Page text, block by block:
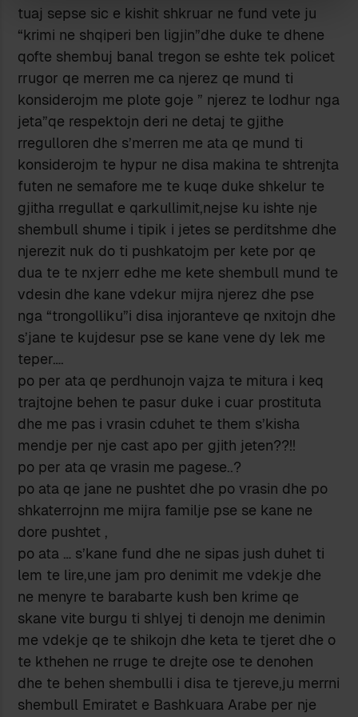
tuaj sepse sic e kishit shkruar ne fund vete ju
“krimi ne shqiperi ben ligjin”dhe duke te dhene
qofte shembuj banal tregon se eshte tek policet
rrugor qe merren me ca njerez qe mund ti
konsiderojm me plote goje ” njerez te lodhur nga
jeta”qe respektojn deri ne detaj te gjithe
rregulloren dhe s’merren me ata qe mund ti
konsiderojm te hypur ne disa makina te shtrenjta
futen ne semafore me te kuqe duke shkelur te
gjitha rregullat e qarkullimit,nejse ku ishte nje
shembull shume i tipik i jetes se perditshme dhe
njerezit nuk do ti pushkatojm per kete por qe
dua te te nxjerr edhe me kete shembull mund te
vdesin dhe kane vdekur mijra njerez dhe pse
nga “trongolliku”i disa injoranteve qe nxitojn dhe
s’jane te kujdesur pse se kane vene dy lek me
teper….
po per ata qe perdhunojn vajza te mitura i keq
trajtojne behen te pasur duke i cuar prostituta
dhe me pas i vrasin cduhet te them s’kisha
mendje per nje cast apo per gjith jeten??!!
po per ata qe vrasin me pagese..?
po ata qe jane ne pushtet dhe po vrasin dhe po
shkaterrojnn me mijra familje pse se kane ne
dore pushtet ,
po ata … s’kane fund dhe ne sipas jush duhet ti
lem te lire,une jam pro denimit me vdekje dhe
ne menyre te barabarte kush ben krime qe
skane vite burgu ti shlyej ti denojn me denimin
me vdekje qe te shikojn dhe keta te tjeret dhe o
te kthehen ne rruge te drejte ose te denohen
dhe te behen shembulli i disa te tjereve,ju merrni
shembull Emiratet e Bashkuara Arabe per nje